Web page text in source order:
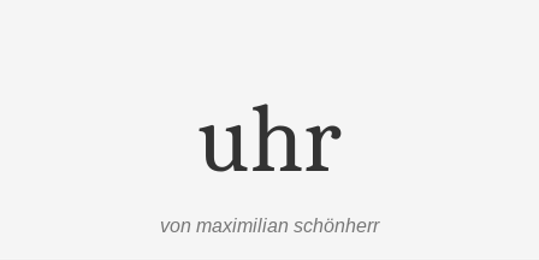
uhr
von maximilian schönherr